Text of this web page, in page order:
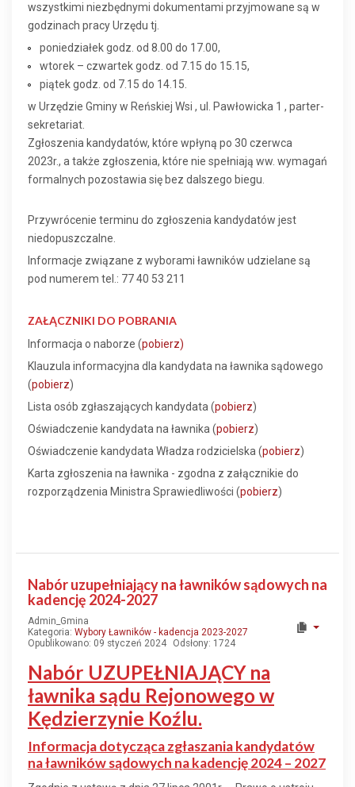
wszystkimi niezbędnymi dokumentami przyjmowane są w
godzinach pracy Urzędu tj.
poniedziałek godz. od 8.00 do 17.00,
wtorek – czwartek godz. od 7.15 do 15.15,
piątek godz. od 7.15 do 14.15.
w Urzędzie Gminy w Reńskiej Wsi , ul. Pawłowicka 1 , parter-
sekretariat.
Zgłoszenia kandydatów, które wpłyną po 30 czerwca
2023r., a także zgłoszenia, które nie spełniają ww. wymagań
formalnych pozostawia się bez dalszego biegu.
Przywrócenie terminu do zgłoszenia kandydatów jest
niedopuszczalne.
Informacje związane z wyborami ławników udzielane są
pod numerem tel.: 77 40 53 211
ZAŁĄCZNIKI DO POBRANIA
Informacja o naborze (pobierz)
Klauzula informacyjna dla kandydata na ławnika sądowego
(pobierz)
Lista osób zgłaszających kandydata (pobierz)
Oświadczenie kandydata na ławnika (pobierz)
Oświadczenie kandydata Władza rodzicielska (pobierz)
Karta zgłoszenia na ławnika - zgodna z załącznikie do
rozporządzenia Ministra Sprawiedliwości (pobierz)
Nabór uzupełniający na ławników sądowych na
kadencję 2024-2027
Admin_Gmina
Kategoria: Wybory Ławników - kadencja 2023-2027
Opublikowano: 09 styczeń 2024
Odsłony: 1724
Nabór UZUPEŁNIAJĄCY na
ławnika sądu Rejonowego w
Kędzierzynie Koźlu.
Informacja dotycząca zgłaszania kandydatów
na ławników sądowych na kadencję 2024 – 2027